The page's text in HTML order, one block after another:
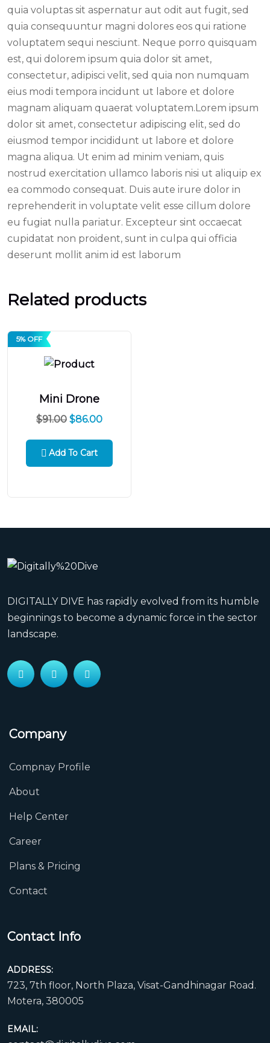
quia voluptas sit aspernatur aut odit aut fugit, sed
quia consequuntur magni dolores eos qui ratione
voluptatem sequi nesciunt. Neque porro quisquam
est, qui dolorem ipsum quia dolor sit amet,
consectetur, adipisci velit, sed quia non numquam
eius modi tempora incidunt ut labore et dolore
magnam aliquam quaerat voluptatem.Lorem ipsum
dolor sit amet, consectetur adipiscing elit, sed do
eiusmod tempor incididunt ut labore et dolore
magna aliqua. Ut enim ad minim veniam, quis
nostrud exercitation ullamco laboris nisi ut aliquip ex
ea commodo consequat. Duis aute irure dolor in
reprehenderit in voluptate velit esse cillum dolore
eu fugiat nulla pariatur. Excepteur sint occaecat
cupidatat non proident, sunt in culpa qui officia
deserunt mollit anim id est laborum
Related products
5% OFF
Mini Drone
$91.00 $86.00
Add To Cart
DIGITALLY DIVE has rapidly evolved from its humble
beginnings to become a dynamic force in the sector
landscape.
Company
Compnay Profile
About
Help Center
Career
Plans & Pricing
Contact
Contact Info
ADDRESS:
723, 7th floor, North Plaza, Visat-Gandhinagar Road.
Motera, 380005
EMAIL: